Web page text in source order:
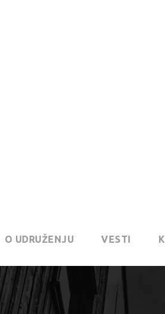
O UDRUŽENJU VESTI